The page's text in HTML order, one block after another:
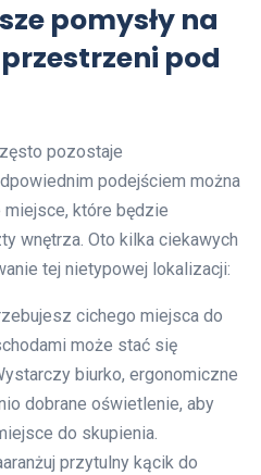
pomysły na
pod
pozostaje
podejściem można
które będzie
wnętrza. Oto kilka ciekawych
tej nietypowej lokalizacji:
cichego miejsca do
może stać się
biurko, ergonomiczne
dobrane oświetlenie, aby
do skupienia.
przytulny kącik do